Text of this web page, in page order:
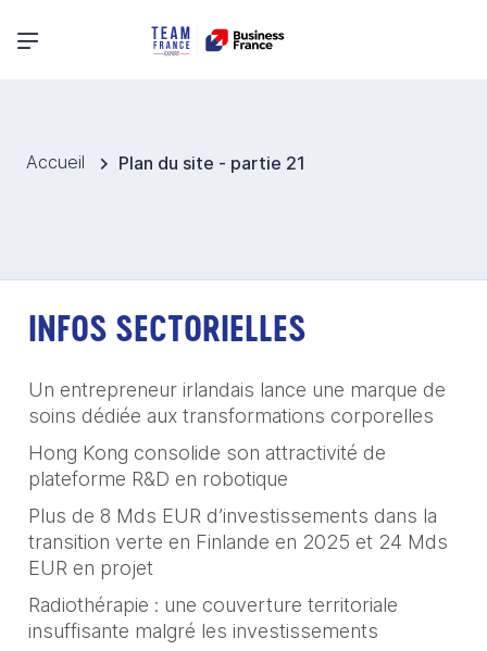
Menu principal
Accueil Plan du site - partie 21
INFOS SECTORIELLES
Un entrepreneur irlandais lance une marque de
soins dédiée aux transformations corporelles
Hong Kong consolide son attractivité de
plateforme R&D en robotique
Plus de 8 Mds EUR d’investissements dans la
transition verte en Finlande en 2025 et 24 Mds
EUR en projet
Radiothérapie : une couverture territoriale
insuffisante malgré les investissements